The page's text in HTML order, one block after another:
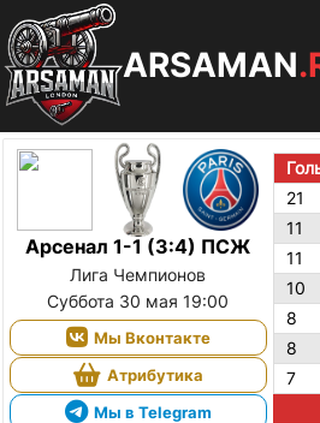
ARSAMAN
Арсенал 1-1 (3:4) ПСЖ
Лига Чемпионов
Суббота 30 мая 19:00
Мы Вконтакте
Атрибутика
Мы в Telegram
21
11
11
10
8
8
7